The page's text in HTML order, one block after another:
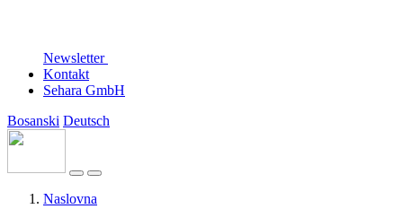
Newsletter
Kontakt
Sehara GmbH
Bosanski Deutsch
Naslovna